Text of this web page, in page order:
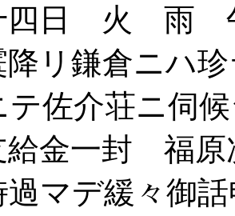
四日 火 雨
リ鎌倉ニハ
テ佐介荘ニ伺
給金一封 福原
マデ緩々御